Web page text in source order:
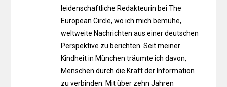
leidenschaftliche Redakteurin bei The
European Circle, wo ich mich bemühe,
weltweite Nachrichten aus einer deutschen
Perspektive zu berichten. Seit meiner
Kindheit in München träumte ich davon,
Menschen durch die Kraft der Information
zu verbinden. Mit über zehn Jahren